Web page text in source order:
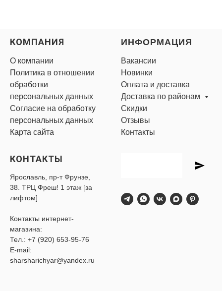
КОМПАНИЯ
О компании
Политика в отношении
обработки
персональных данных
Согласие на обработку
персональных данных
Карта сайта
ИНФОРМАЦИЯ
Вакансии
Новинки
Оплата и доставка
Доставка по районам
Скидки
Отзывы
Контакты
КОНТАКТЫ
Ярославль, пр-т Фрунзе,
38. ТРЦ Фреш! 1 этаж [за
лифтом]
Контакты интернет-
магазина:
Тел.: +7 (920) 653-95-76
E-mail:
sharsharichyar@yandex.ru